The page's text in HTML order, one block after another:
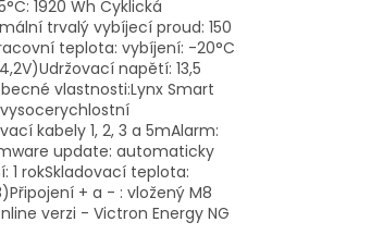
1920 Wh Cyklická
trvalý vybíjecí proud: 150
teplota: vybíjení: -20°C
napětí: 13,5
vlastnosti:Lynx Smart
vysocerychlostní
kabely 1, 2, 3 a 5mAlarm:
update: automaticky
rokSkladovací teplota:
+ a - : vložený M8
verzi - Victron Energy NG